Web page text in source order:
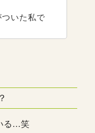
いた私で
る…笑